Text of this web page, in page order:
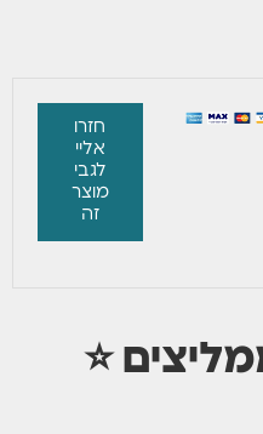
חזרו
אליי
לגבי
מוצר
זה
⭐